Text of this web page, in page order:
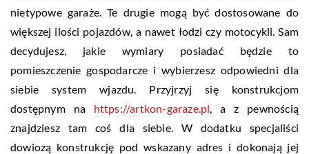
nietypowe garaże. Te drugie mogą być dostosowane do
większej ilości pojazdów, a nawet łodzi czy motocykli. Sam
decydujesz, jakie wymiary posiadać będzie to
pomieszczenie gospodarcze i wybierzesz odpowiedni dla
siebie system wjazdu. Przyjrzyj się konstrukcjom
dostępnym na https://artkon-garaze.pl, a z pewnością
znajdziesz tam coś dla siebie. W dodatku specjaliści
dowiozą konstrukcję pod wskazany adres i dokonają jej